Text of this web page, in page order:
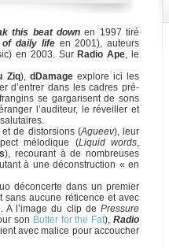
this beat down en 1997 tiré
of daily lifeen 2001), auteurs
en 2003. Sur Radio Ape, le
Ziq), dDamageexplore ici les
d’entrer dans les cadres pré-
se gargarisent de sons
l’auditeur, le réveiller et
et de distorsions (Agueev), leur
mélodique (Liquid words,
), recourant à de nombreuses
à une déconstruction « en
déconcerte dans un premier
sans aucune réticence et avec
A l’image du clip de Pressure
son Butter for the Fat),Radio
avec malice pour accoucher